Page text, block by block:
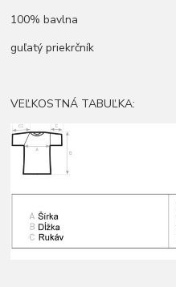
100% bavlna
guľatý priekrčník
VEĽKOSTNÁ TABUĽKA: